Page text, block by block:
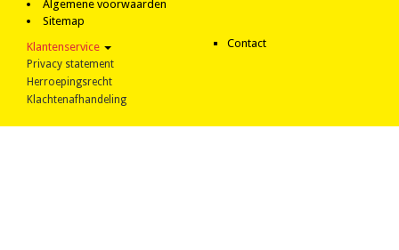
Algemene voorwaarden
Sitemap
Klantenservice
Privacy statement
Herroepingsrecht
Klachtenafhandeling
Contact